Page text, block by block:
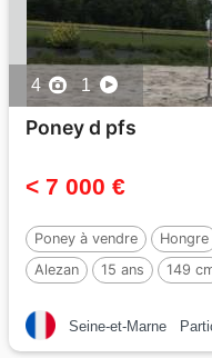
4 1
Poney d pfs
< 7 000 €
Poney à vendre Hongre
Alezan
15 ans 149
Seine-et-Marne